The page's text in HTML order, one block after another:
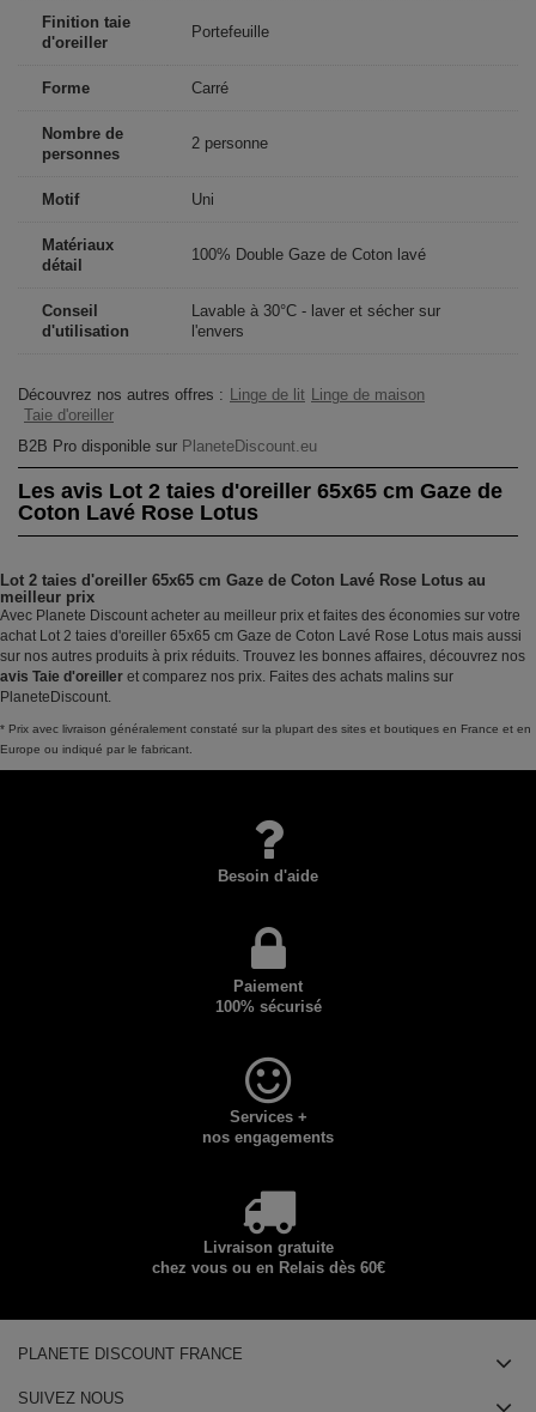
Finition taie
d'oreiller
Portefeuille
Forme Carré
Nombre de
personnes
2 personne
Motif Uni
Matériaux
détail
100% Double Gaze de Coton lavé
Conseil
d'utilisation
Lavable à 30°C - laver et sécher sur
l'envers
Découvrez nos autres offres : Linge de lit Linge de maison
Taie d'oreiller
B2B Pro disponible sur PlaneteDiscount.eu
Les avis Lot 2 taies d'oreiller 65x65 cm Gaze de
Coton Lavé Rose Lotus
Lot 2 taies d'oreiller 65x65 cm Gaze de Coton Lavé Rose Lotus au
meilleur prix
Avec Planete Discount acheter au meilleur prix et faites des économies sur votre
achat Lot 2 taies d'oreiller 65x65 cm Gaze de Coton Lavé Rose Lotus mais aussi
sur nos autres produits à prix réduits. Trouvez les bonnes affaires, découvrez nos
avis Taie d'oreiller et comparez nos prix. Faites des achats malins sur
PlaneteDiscount.
* Prix avec livraison généralement constaté sur la plupart des sites et boutiques en France et en
Europe ou indiqué par le fabricant.
Besoin d'aide
Paiement
100% sécurisé
Services +
nos engagements
Livraison gratuite
chez vous ou en Relais dès 60€
PLANETE DISCOUNT FRANCE
SUIVEZ NOUS